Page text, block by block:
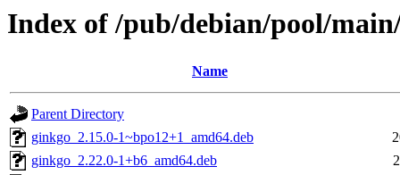
Index of /pub/debian/pool/
Name
Parent Directory
ginkgo_2.15.0-1~bpo12+1_amd64.deb
ginkgo_2.22.0-1+b6_amd64.deb